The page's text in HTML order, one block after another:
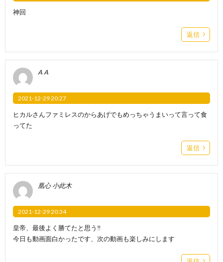
神回
返信
A A
2021-12-29 20:27
ヒカルさんファミレスのからあげでもめっちゃうまいって言って食
ってた
返信
凰心 小此木
2021-12-29 20:34
皇帝、最後よく勝てたと思う‼️
今日も動画面白かったです、次の動画も楽しみにします